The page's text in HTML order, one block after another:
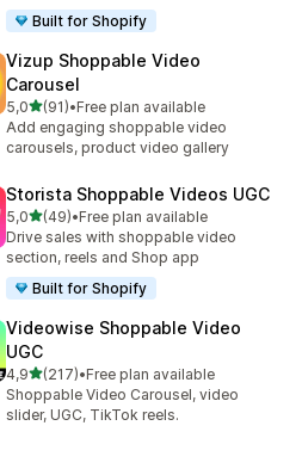
Built for Shopify
Vizup Shoppable Video
Carousel
5,0de 5 estrelas
(91)
91 total de avaliações
•Free plan available
Add engaging shoppable video
carousels, product video gallery
Storista Shoppable Videos UGC
5,0de 5 estrelas
(49)
49 total de avaliações
•Free plan available
Drive sales with shoppable video
section, reels and Shop app
Built for Shopify
Videowise Shoppable Video
UGC
4,9de 5 estrelas
(217)
217 total de avaliações
•Free plan available
Shoppable Video Carousel, video
slider, UGC, TikTok reels.